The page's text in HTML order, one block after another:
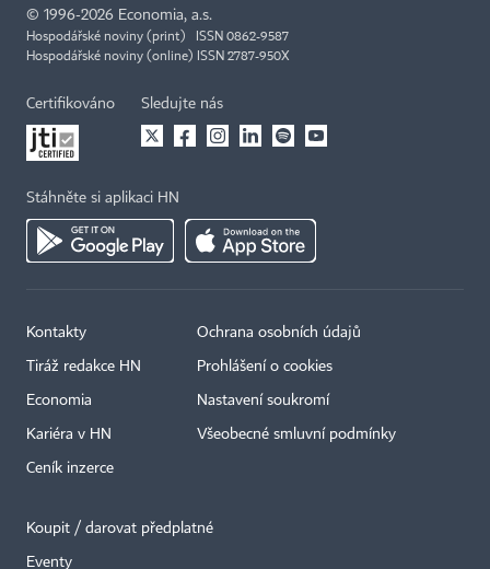
© 1996-2026 Economia, a.s.
Hospodářské noviny (print) ISSN 0862-9587
Hospodářské noviny (online) ISSN 2787-950X
Certifikováno Sledujte nás
Stáhněte si aplikaci HN
Kontakty
Tiráž redakce HN
Economia
Kariéra v HN
Ceník inzerce
Ochrana osobních údajů
Prohlášení o cookies
Nastavení soukromí
Všeobecné smluvní podmínky
Koupit / darovat předplatné
Eventy